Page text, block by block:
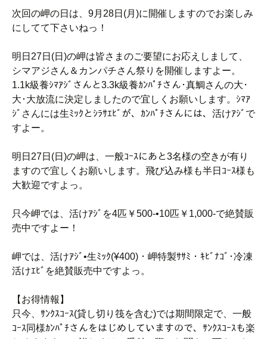
次回の岬の日は、9月28日(月)に開催しますのでお楽しみ
にしてて下さいねっ！
明日27日(日)の岬は皆さまのご要望にお応えしまして、
シマアジさん＆カンパチさん祭りを開催しますよー。
1.1k級養ｼﾏｱｼﾞさんと3.3k級養ｶﾝﾊﾟﾁさん･真鯛さんの大･
大･大放流に決定しましたので宜しくお願いします。ｼﾏｱ
ｼﾞさんには生ﾐｯｸとｼﾗｻｴﾋﾞが、ｶﾝﾊﾟﾁさんには、活けｱｼﾞで
すよー。
明日27日(日)の岬は、一般ｺｰｽにあと3名様の空きが有り
ますので宜しくお願いします。飛び込み様も半日ｺｰｽ様も
大歓迎ですよっ。
只今岬では、活けｱｼﾞを4匹￥500-•10匹￥1,000-で絶賛販
売中ですよー！
岬では、活けｱｼﾞ•生ﾐｯｸ(¥400)・岬特製ｻｻﾐ・ｷﾋﾞﾅｺﾞ･冷凍
活けｴﾋﾞを絶賛販売中ですよっ。
【お得情報】
只今、ｻﾝｸｽｺｰｽ(貸し切り筏を含む)では期間限定で、一般
ｺｰｽ同様ｶﾝﾊﾟﾁさんをはじめしていますので、ｻﾝｸｽｺｰｽも楽